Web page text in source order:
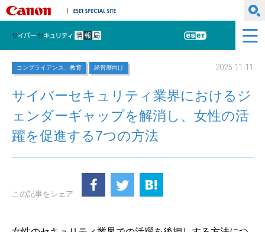
キヤノンマーケティングジャパン株式会社
サイバーセキュリティ情報局
ESET
コンプライアンス、教育 経営層向け 2025.11.11
サイバーセキュリティ業界におけるジ
ェンダーギャップを解消し、女性の活
躍を促進する7つの方法
この記事をシェア